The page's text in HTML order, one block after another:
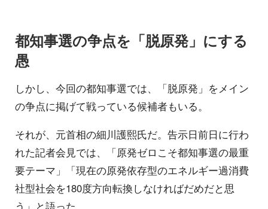
都知事選の争点を「脱原発」にする
愚
しかし、今回の都知事選では、「脱原発」をメイン
の争点に掲げて戦っている候補者もいる。
それが、元首相の細川護熙氏だ。告示日前日に行わ
れた記者会見では、「原発ゼロこそ都知事選の最重
要テーマ」「現在の原発依存型のエネルギー過消費
社型社会を180度方向転換しなければだめだと思
う」と語った。